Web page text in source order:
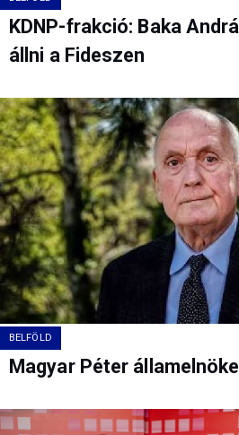
KDNP-frakció: Baka
állni a Fideszen
BELFÖLD
Magyar Péter